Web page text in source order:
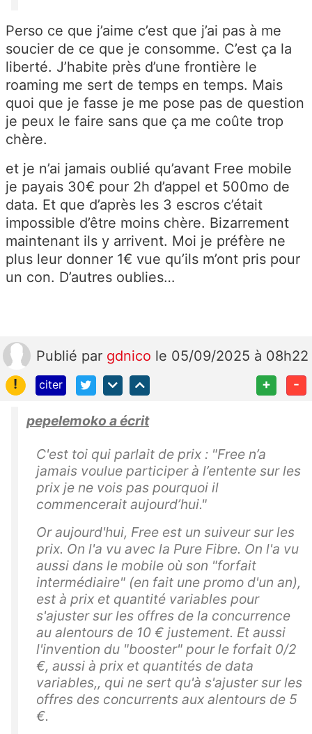
Perso ce que j’aime c’est que j’ai pas à me
soucier de ce que je consomme. C’est ça la
liberté. J’habite près d’une frontière le
roaming me sert de temps en temps. Mais
quoi que je fasse je me pose pas de question
je peux le faire sans que ça me coûte trop
chère.
et je n’ai jamais oublié qu’avant Free mobile
je payais 30€ pour 2h d’appel et 500mo de
data. Et que d’après les 3 escros c’était
impossible d’être moins chère. Bizarrement
maintenant ils y arrivent. Moi je préfère ne
plus leur donner 1€ vue qu’ils m’ont pris pour
un con. D’autres oublies…
Publié par gdnico le 05/09/2025 à 08h22
!
citer + -
pepelemoko a écrit
C'est toi qui parlait de prix : "Free n’a
jamais voulue participer à l’entente sur les
prix je ne vois pas pourquoi il
commencerait aujourd’hui."
Or aujourd'hui, Free est un suiveur sur les
prix. On l'a vu avec la Pure Fibre. On l'a vu
aussi dans le mobile où son "forfait
intermédiaire" (en fait une promo d'un an),
est à prix et quantité variables pour
s'ajuster sur les offres de la concurrence
au alentours de 10 € justement. Et aussi
l'invention du "booster" pour le forfait 0/2
€, aussi à prix et quantités de data
variables,, qui ne sert qu'à s'ajuster sur les
offres des concurrents aux alentours de 5
€.